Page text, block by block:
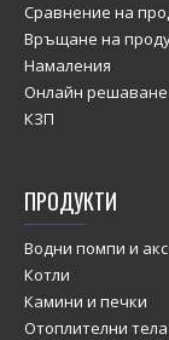
Сравнение на
Връщане на
Намаления
Онлайн решаване
КЗП
ПРОДУКТИ
Водни помпи и
Котли
Камини и печки
Отоплителни тела